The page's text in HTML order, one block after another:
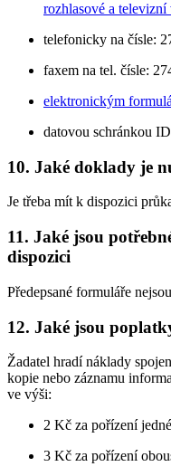
rozhlasové a
telefonicky na čísle:
faxem na tel. čísle:
elektronickým
datovou schránkou
10. Jaké doklady je
Je třeba mít k dispozici
11. Jaké jsou
dispozici
Předepsané formuláře
12. Jaké jsou
Žadatel hradí náklady
kopie nebo záznamu
ve výši:
2 Kč za pořízení
3 Kč za pořízení